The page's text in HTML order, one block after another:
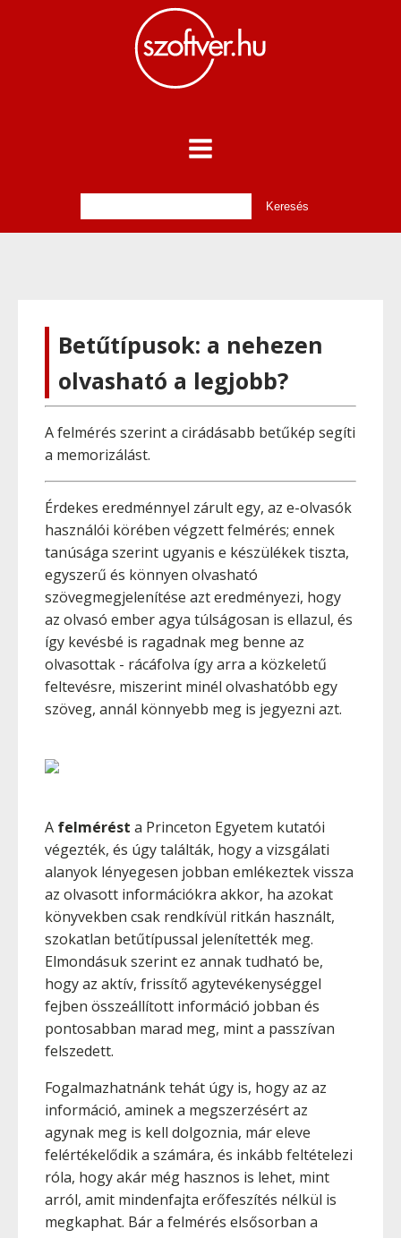
Betűtípusok: a nehezen
olvasható a legjobb?
A felmérés szerint a cirádásabb betűkép segíti
a memorizálást.
Érdekes eredménnyel zárult egy, az e-olvasók
használói körében végzett felmérés; ennek
tanúsága szerint ugyanis e készülékek tiszta,
egyszerű és könnyen olvasható
szövegmegjelenítése azt eredményezi, hogy
az olvasó ember agya túlságosan is ellazul, és
így kevésbé is ragadnak meg benne az
olvasottak - rácáfolva így arra a közkeletű
feltevésre, miszerint minél olvashatóbb egy
szöveg, annál könnyebb meg is jegyezni azt.
A felmérést a Princeton Egyetem kutatói
végezték, és úgy találták, hogy a vizsgálati
alanyok lényegesen jobban emlékeztek vissza
az olvasott információkra akkor, ha azokat
könyvekben csak rendkívül ritkán használt,
szokatlan betűtípussal jelenítették meg.
Elmondásuk szerint ez annak tudható be,
hogy az aktív, frissítő agytevékenységgel
fejben összeállított információ jobban és
pontosabban marad meg, mint a passzívan
felszedett.
Fogalmazhatnánk tehát úgy is, hogy az az
információ, aminek a megszerzésért az
agynak meg is kell dolgoznia, már eleve
felértékelődik a számára, és inkább feltételezi
róla, hogy akár még hasznos is lehet, mint
arról, amit mindenfajta erőfeszítés nélkül is
megkaphat. Bár a felmérés elsősorban a